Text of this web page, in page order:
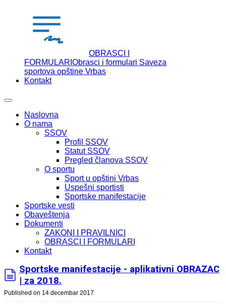
OBRASCI I
FORMULARI Obrasci i formulari Saveza
sportova opštine Vrbas
Kontakt
Naslovna
O nama
SSOV
Profil SSOV
Statut SSOV
Pregled članova SSOV
O sportu
Sport u opštini Vrbas
Uspešni sportisti
Sportske manifestacije
Sportske vesti
Obaveštenja
Dokumenti
ZAKONI I PRAVILNICI
OBRASCI I FORMULARI
Kontakt
document
Sportske manifestacije - aplikativni OBRAZAC
| za 2018.
Published on 14 decembar 2017